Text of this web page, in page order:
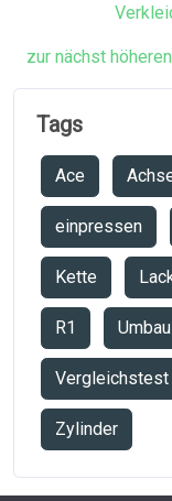
zur nächst
Tags
Ace
einpressen
Kette
R1 Umbau
Vergleichstest
Zylinder